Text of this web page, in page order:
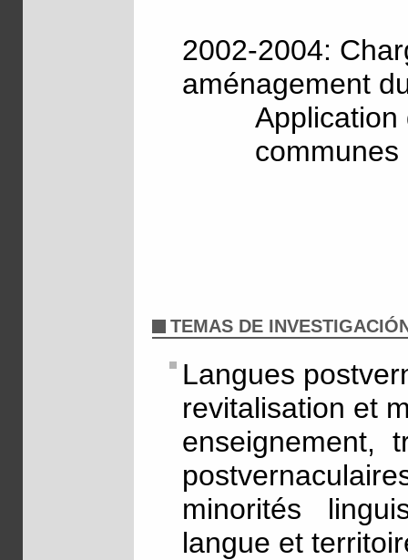
2002-2004:
aménagement
Application
TEMAS DE
Langues
revitalisation et
enseignement,
minorités
langue et